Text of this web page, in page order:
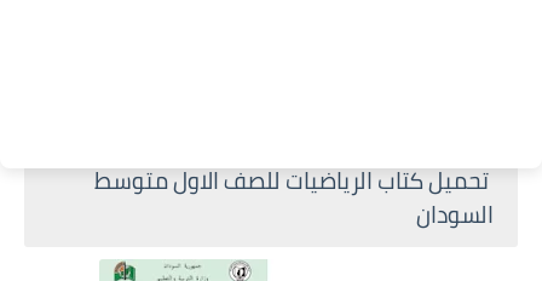
تحميل كتاب الرياضيات للصف الاول متوسط
السودان